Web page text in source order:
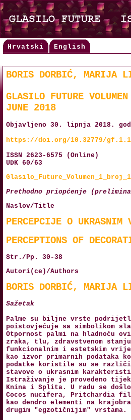
Hrvatski English
BORIS DORBIĆ, MARIJA
GLASILO FUTURE
JUNE 2018
Objavljeno 30. lipnja 2018.
https://doi.org/10.32779/
ISSN 2623-6575 (Online)
UDK 60/63
Prethodno priopćenje
Naslov/Title
PERCEPCIJE O
PERCEPTIONS OF
Str./Pp. 30-38
Autori(ce)/Authors
BORIS DORBIĆ, MARIJA
Sažetak
Palme su biljne vrste
poistovjećuje sa simbolikom
Otpornost palmi na hladnoću
zraka, tlu, zdravstvenom
funkcionalnim i estetskim
kao izvor primarnih podataka
podatke koristile su se
stavove o ukrasnim
Istraživanje je provedeno
Knina i Splita. U radu se
Cocos nucifera, Pritchardia
kao dendro elementi na
drugim "egzotičnijim" vrstama.